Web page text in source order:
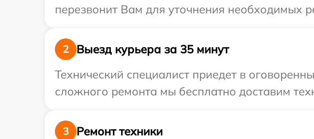
перезвонит Вам для уточнения необходимых
2
Выезд курьера за 35 минут
Технический специалист приедет в
сложного ремонта мы бесплатно доставим
3
Ремонт техники